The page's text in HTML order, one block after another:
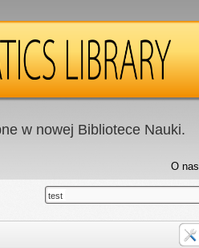
w nowej Bibliotece Nauki.
O nas
test